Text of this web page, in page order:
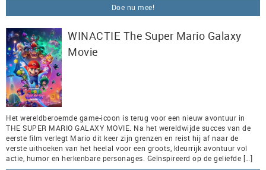
Doe nu mee!
WINACTIE The Super Mario Galaxy
Movie
Het wereldberoemde game-icoon is terug voor een nieuw avontuur in
THE SUPER MARIO GALAXY MOVIE. Na het wereldwijde succes van de
eerste film verlegt Mario dit keer zijn grenzen en reist hij af naar de
verste uithoeken van het heelal voor een groots, kleurrijk avontuur vol
actie, humor en herkenbare personages. Geïnspireerd op de geliefde […]